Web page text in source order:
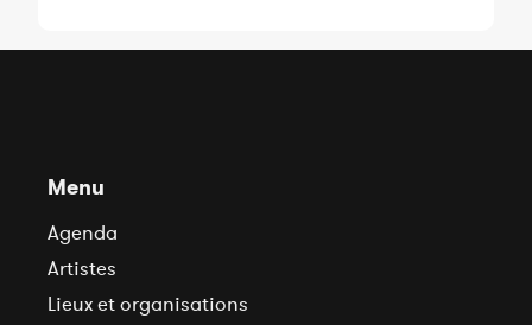
Menu
Agenda
Artistes
Lieux et organisations